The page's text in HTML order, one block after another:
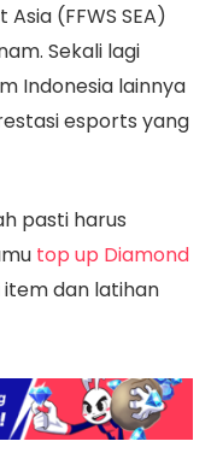
(FFWS SEA)
Sekali lagi
Indonesia lainnya
esports yang
pasti harus
top up Diamond
item dan latihan